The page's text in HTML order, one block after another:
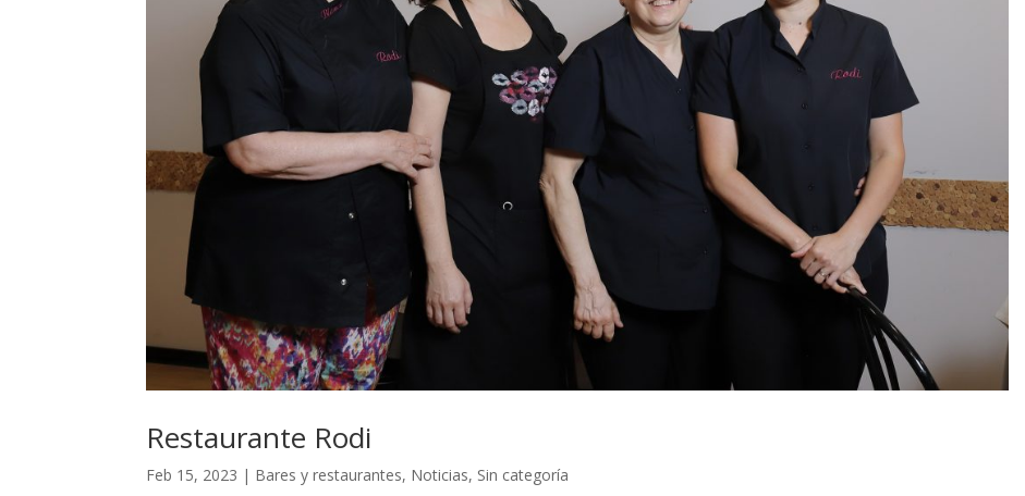
Restaurante Rodi
Feb 15, 2023 | Bares y restaurantes, Noticias, Sin categoría